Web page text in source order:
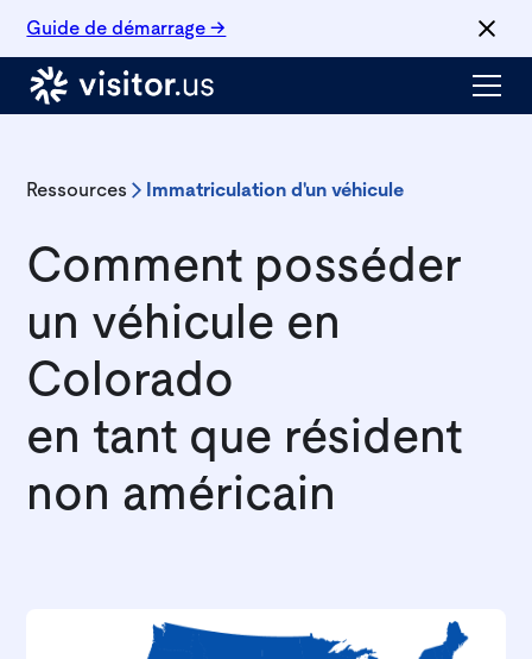
Guide de démarrage →
Ressources Immatriculation d'un véhicule
Comment posséder
un véhicule en
Colorado
en tant que résident
non américain